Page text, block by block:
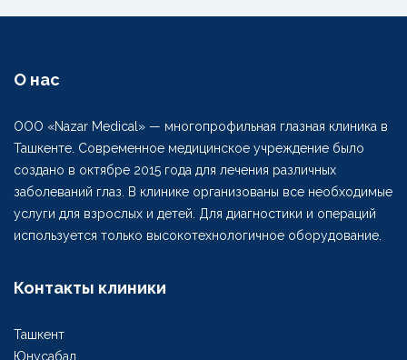
О нас
ООО «Nazar Medical» — многопрофильная глазная клиника в
Ташкенте. Современное медицинское учреждение было
создано в октябре 2015 года для лечения различных
заболеваний глаз. В клинике организованы все необходимые
услуги для взрослых и детей. Для диагностики и операций
используется только высокотехнологичное оборудование.
Контакты клиники
Ташкент
Юнусабад,